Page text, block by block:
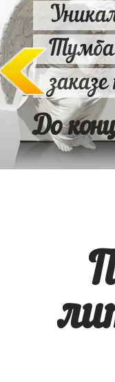
Тумба
заказе
До